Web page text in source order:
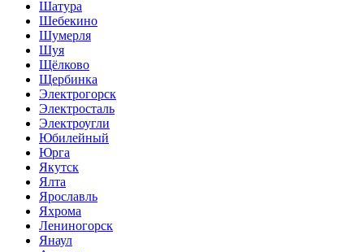
Шатура
Шебекино
Шумерля
Шуя
Щёлково
Щербинка
Электрогорск
Электросталь
Электроугли
Юбилейный
Юрга
Якутск
Ялта
Ярославль
Яхрома
Лениногорск
Янаул